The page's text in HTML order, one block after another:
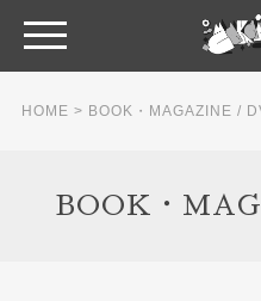
HOME > BOOK・MAGAZINE /
BOOK・